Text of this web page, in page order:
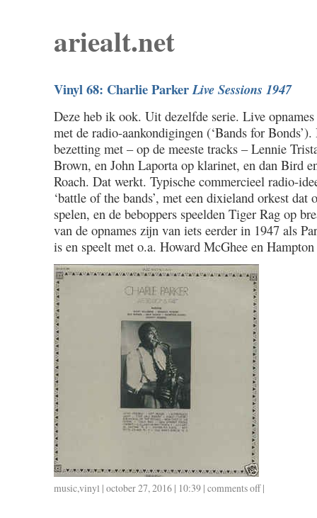
ariealt.net
Vinyl 68: Charlie ParkerLive Sessions 1947
Deze heb ik ook. Uit dezelfde serie. Live
met de radio-aankondigingen (‘Bands for Bonds’).
bezetting met – op de meeste tracks – Lennie
Brown, en John Laporta op klarinet, en dan Bird
Roach. Dat werkt. Typische commercieel radio-
‘battle of the bands’, met een dixieland orkest dat
spelen, en de beboppers speelden Tiger Rag op
van de opnames zijn van iets eerder in 1947 als
is en speelt met o.a. Howard McGhee en Hampton
music,vinyl | october 27, 2016 | 10:39 | comments offon
|